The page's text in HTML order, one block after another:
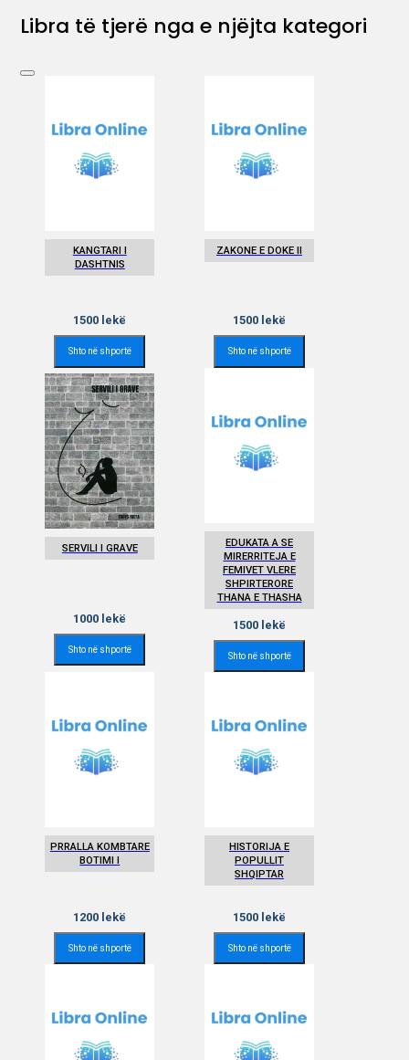
Libra të tjerë nga e njëjta kategori
KANGTARI I
DASHTNIS
1500 lekë
Shto në shportë
ZAKONE E DOKE II
1500 lekë
Shto në shportë
SERVILI I GRAVE
1000 lekë
Shto në shportë
EDUKATA A SE
MIRERRITEJA E
FEMIVET VLERE
SHPIRTERORE
THANA E THASHA
1500 lekë
Shto në shportë
PRRALLA KOMBTARE
BOTIMI I
1200 lekë
Shto në shportë
HISTORIJA E
POPULLIT
SHQIPTAR
1500 lekë
Shto në shportë